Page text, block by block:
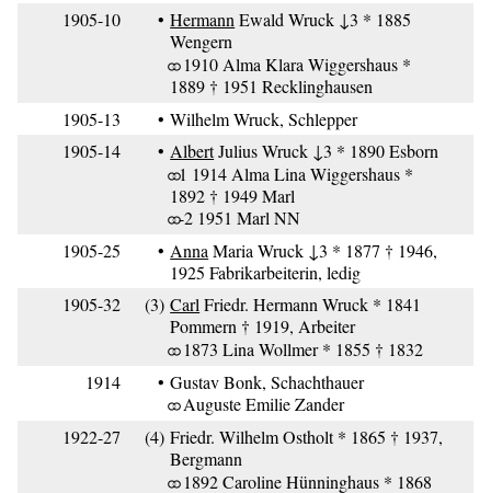
1905-10
• Hermann Ewald Wruck ↓3 * 1885
Wengern
⚭ 1910 Alma Klara Wiggershaus *
1889 † 1951 Recklinghausen
1905-13
• Wilhelm Wruck, Schlepper
1905-14
• AlbertJulius Wruck ↓3 * 1890 Esborn
⚭1 1914 Alma Lina Wiggershaus *
1892 † 1949 Marl
⚭-2 1951 Marl NN
1905-25
• Anna Maria Wruck ↓3 * 1877 † 1946,
1925 Fabrikarbeiterin, ledig
1905-32
(3) Carl Friedr. Hermann Wruck * 1841
Pommern † 1919, Arbeiter
⚭ 1873 Lina Wollmer * 1855 † 1832
1914
• Gustav Bonk, Schachthauer
⚭ Auguste Emilie Zander
1922-27
(4) Friedr. Wilhelm Ostholt * 1865 † 1937,
Bergmann
⚭ 1892 Caroline Hünninghaus * 1868